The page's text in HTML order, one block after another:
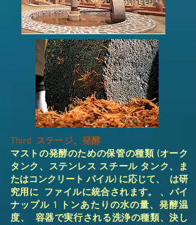
Third ステージ。発酵
マストの発酵のための保管の種類 (オーク
タンク、ステンレス スチール タンク、ま
たはコンクリート パイル) に応じて、 は研
究用に ファイルに統合されます。 、パイ
ナップル 1 トンあたりの水の量、発酵温
度、 容器で実行される洗浄の種類、決し